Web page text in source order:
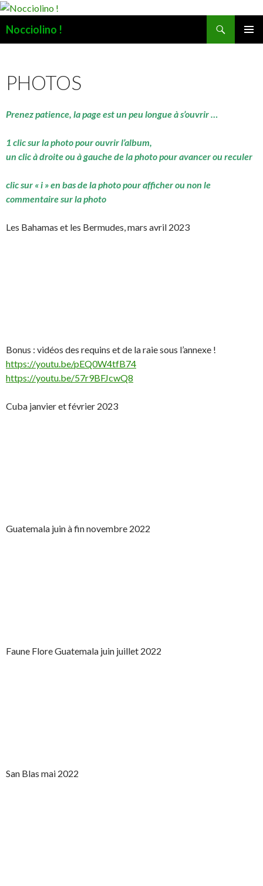
Nocciolino !
PHOTOS
Prenez patience, la page est un peu longue à s’ouvrir …
1 clic sur la photo pour ouvrir l’album,
un clic à droite ou à gauche de la photo pour avancer ou reculer
clic sur « i » en bas de la photo pour afficher ou non le
commentaire sur la photo
Les Bahamas et les Bermudes, mars avril 2023
Bonus : vidéos des requins et de la raie sous l’annexe !
https://youtu.be/pEQ0W4tfB74
https://youtu.be/57r9BFJcwQ8
Cuba janvier et février 2023
Guatemala juin à fin novembre 2022
Faune Flore Guatemala juin juillet 2022
San Blas mai 2022